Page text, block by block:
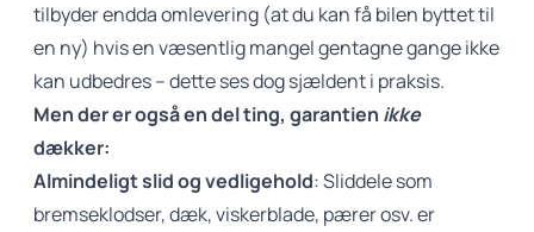
tilbyder endda omlevering (at du kan få bilen byttet til
en ny) hvis en væsentlig mangel gentagne gange ikke
kan udbedres – dette ses dog sjældent i praksis.
Men der er også en del ting, garantien ikke
dækker:
Almindeligt slid og vedligehold: Sliddele som
bremseklodser, dæk, viskerblade, pærer osv. er